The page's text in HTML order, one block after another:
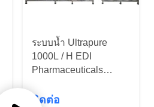
ระบบน้ำ Ultrapure
1000L / H EDI
Pharmaceuticals
ติดต่อ